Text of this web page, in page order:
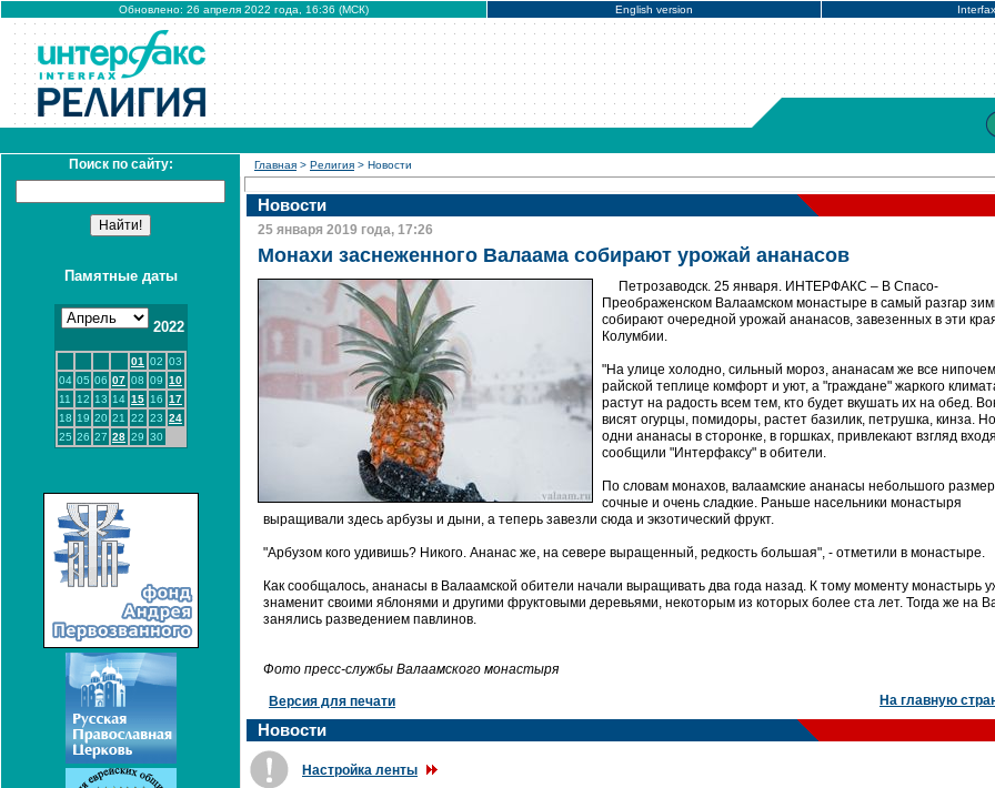
Обновлено: 26 апреля 2022 года, 16:36 (МСК) English version
Поиск по сайту:
Памятные даты
2022
01 02 03
04 05 06 07 08 09 10
11
12 13 14 15 16 17
18 19 20 21 22 23 24
25 26 27 28 29 30
Главная > Религия > Новости
Новости
25 января 2019 года, 17:26
Монахи заснеженного Валаама собирают урожай ананасов
Петрозаводск. 25 января. ИНТЕРФАКС – В Спасо-
Преображенском Валаамском монастыре в самый разгар
собирают очередной урожай ананасов, завезенных в эти
Колумбии.
"На улице холодно, сильный мороз, ананасам же все
райской теплице комфорт и уют, а "граждане" жаркого
растут на радость всем тем, кто будет вкушать их на обед.
висят огурцы, помидоры, растет базилик, петрушка, кинза.
одни ананасы в сторонке, в горшках, привлекают взгляд
сообщили "Интерфаксу" в обители.
По словам монахов, валаамские ананасы небольшого
сочные и очень сладкие. Раньше насельники монастыря
выращивали здесь арбузы и дыни, а теперь завезли сюда и экзотический фрукт.
"Арбузом кого удивишь? Никого. Ананас же, на севере выращенный, редкость большая", - отметили в монастыре.
Как сообщалось, ананасы в Валаамской обители начали выращивать два года назад. К тому моменту монастырь
знаменит своими яблонями и другими фруктовыми деревьями, некоторым из которых более ста лет. Тогда же на
занялись разведением павлинов.
Фото пресс-службы Валаамского монастыря
Версия для печати На главную
Новости
Настройка ленты